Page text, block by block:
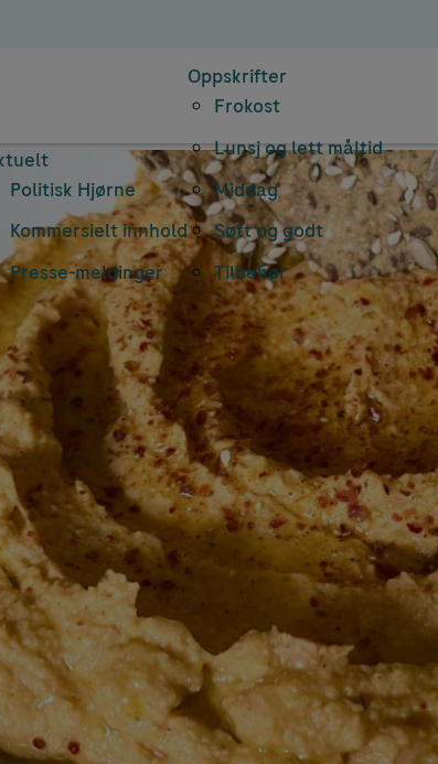
Politisk Hjørne
Kommersielt innhold
Presse-meldinger
Oppskrifter
Frokost
Lunsj og lett måltid
Middag
Søtt og godt
Tilbehør